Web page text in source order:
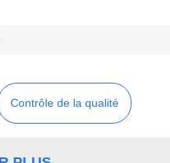
Contrôle de la qualité